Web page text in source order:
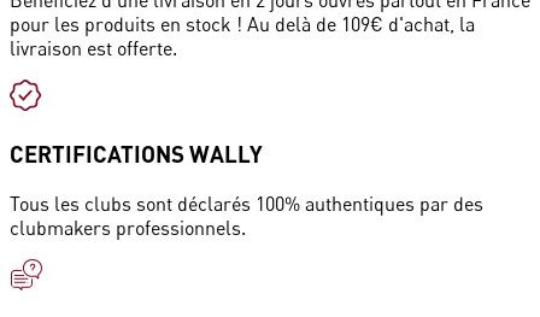
pour les produits en stock ! Au delà de 109€ d'achat, la
livraison est offerte.
CERTIFICATIONS WALLY
Tous les clubs sont déclarés 100% authentiques par des
clubmakers professionnels.